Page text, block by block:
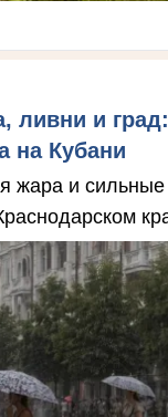
ливни и
на Кубани
жара и